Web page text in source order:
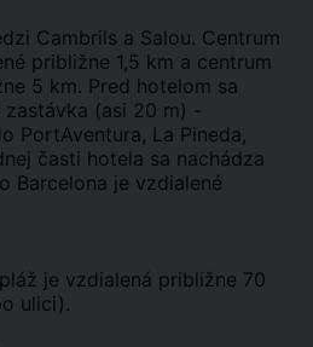
Cambrils a Salou. Centrum
približne 1,5 km a centrum
5 km. Pred hotelom sa
(asi 20 m) -
PortAventura, La Pineda,
časti hotela sa nachádza
Barcelona je vzdialené
je vzdialená približne 70
ulici).